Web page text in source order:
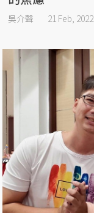
吳介聲 21 Feb, 2022